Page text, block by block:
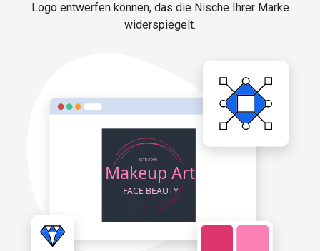
Logo entwerfen können, das die Nische Ihrer Marke
widerspiegelt.